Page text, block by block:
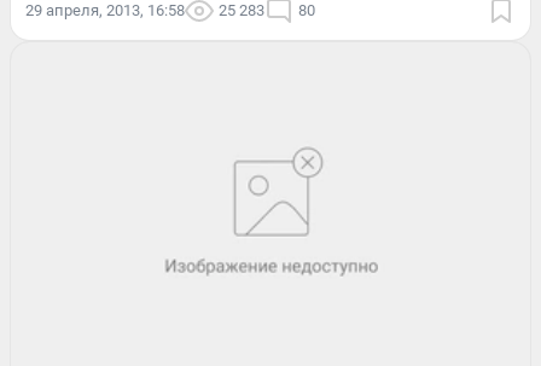
29 апреля, 2013, 16:58 25 283 80